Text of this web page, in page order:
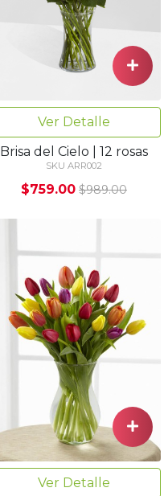
Ver Detalle
Brisa del Cielo | 12 rosas
SKU ARR002
$759.00 $989.00
Ver Detalle